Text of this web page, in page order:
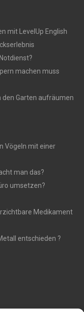
mit LevelUp English
machen muss
Garten aufräumen
Vögeln mit einer
man das?
umsetzen?
Medikament
entschieden ?